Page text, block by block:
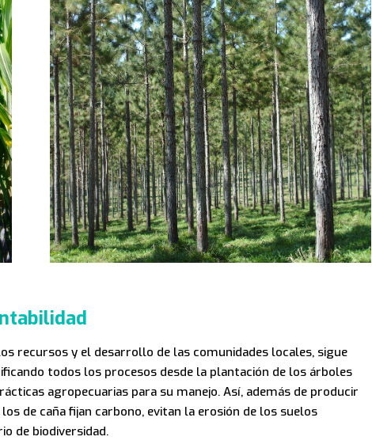
recursos y el desarrollo de las comunidades locales, sigue
todos los procesos desde la plantación de los árboles
agropecuarias para su manejo. Así, además de producir
de caña fijan carbono, evitan la erosión de los suelos
de biodiversidad.